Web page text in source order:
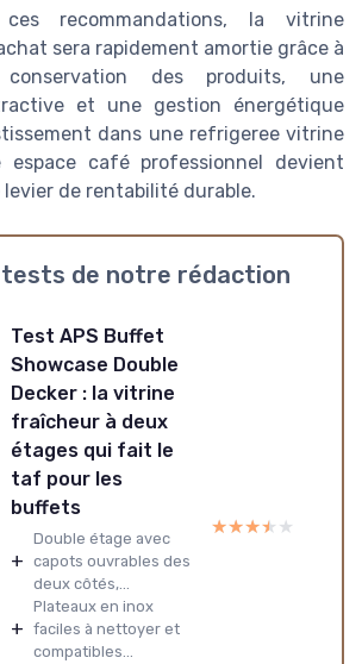
recommandations, la vitrine
sera rapidement amortie grâce à
des produits, une
et une gestion énergétique
dans une refrigeree vitrine
espace café professionnel devient
de rentabilité durable.
tests de notre rédaction
Test APS Buffet
Showcase Double
Decker : la vitrine
fraîcheur à deux
étages qui fait le
taf pour les
buffets
+
Double étage avec
capots ouvrables des
deux côtés,...
+
Plateaux en inox
faciles à nettoyer et
compatibles...
★★★★★
★★★★★